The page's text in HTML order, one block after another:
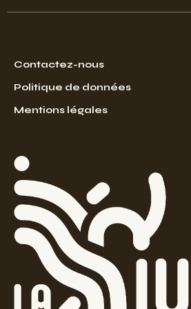
Contactez-nous
Politique de données
Mentions légales